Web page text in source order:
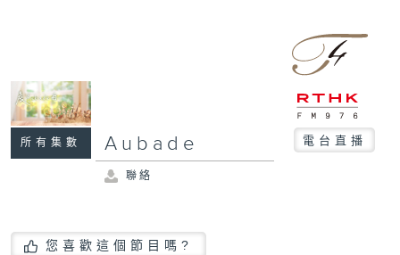
所有集數 Aubade 電台直播
聯絡
您喜歡這個節目嗎?